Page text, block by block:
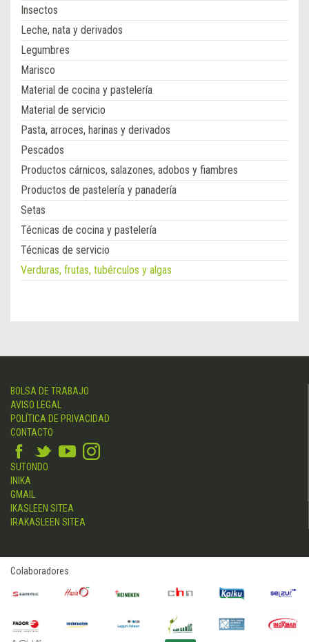
Insectos
Leche, nata y derivados
Legumbres
Marisco
Material de cocina y pastelería
Material de servicio
Pasta, arroces, harinas y derivados
Pescados
Productos cárnicos, salazones, adobos y fiambres
Productos de pastelería y panadería
Setas
Técnicas de cocina y pastelería
Técnicas de servicio
Verduras, frutas, tubérculos y algas
BOLSA DE TRABAJO
AVISO LEGAL
POLÍTICA DE PRIVACIDAD
CONTACTO
SUTONDO
INIKA
GMAIL
IKASLEEN SITEA
IRAKASLEEN SITEA
Colaboradores